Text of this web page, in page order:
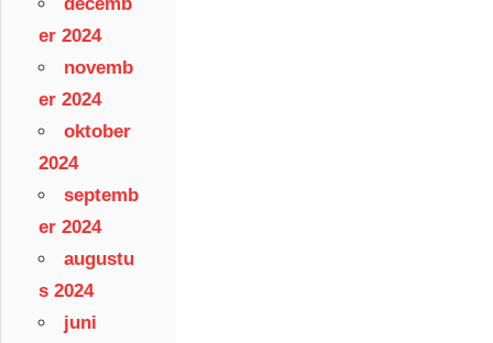
decemb
er 2024
novemb
er 2024
oktober
2024
septemb
er 2024
augustu
s 2024
juni